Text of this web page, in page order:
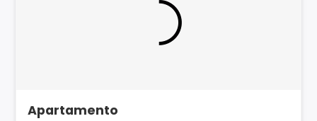
Apartamento